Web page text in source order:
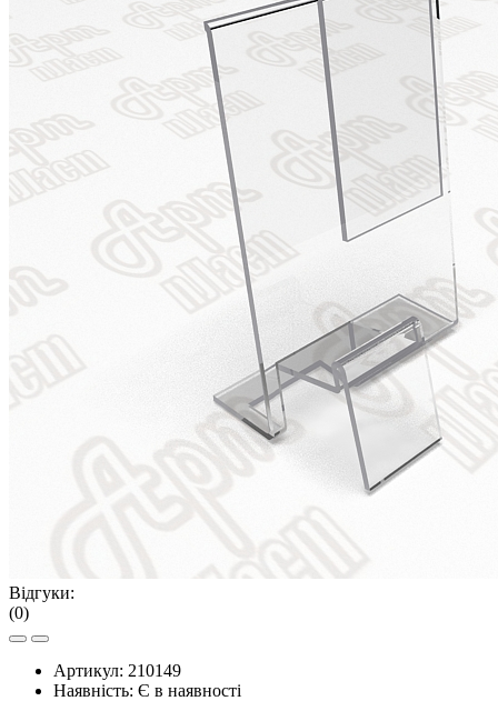
Відгуки:
(0)
Артикул: 210149
Наявність: Є в наявності